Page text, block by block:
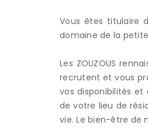
Vous êtes titulaire
domaine de la
Les ZOUZOUS
recrutent et vous
vos disponibilités et
de votre lieu de
vie. Le bien-être de